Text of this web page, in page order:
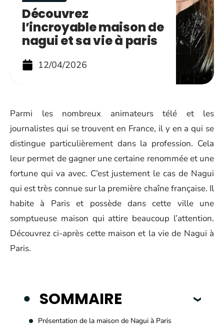
Découvrez
l’incroyable maison de
nagui et sa vie à paris
12/04/2026
Parmi les nombreux animateurs télé et les
journalistes qui se trouvent en France, il y en a qui se
distingue particulièrement dans la profession. Cela
leur permet de gagner une certaine renommée et une
fortune qui va avec. C’est justement le cas de Nagui
qui est très connue sur la première chaîne française. Il
habite à Paris et possède dans cette ville une
somptueuse maison qui attire beaucoup l’attention.
Découvrez ci-après cette maison et la vie de Nagui à
Paris.
SOMMAIRE
Présentation de la maison de Nagui à Paris